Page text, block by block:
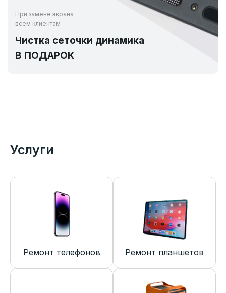
При замене экрана
всем клиентам
Чистка сеточки динамика
В ПОДАРОК
Услуги
Ремонт телефонов Ремонт планшетов